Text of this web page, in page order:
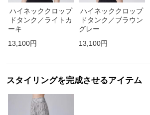
ハイネッククロップ
ドタンク／ライトカ
ーキ
13,100円
ハイネッククロップ
ドタンク／ブラウン
グレー
13,100円
スタイリングを完成させるアイテム